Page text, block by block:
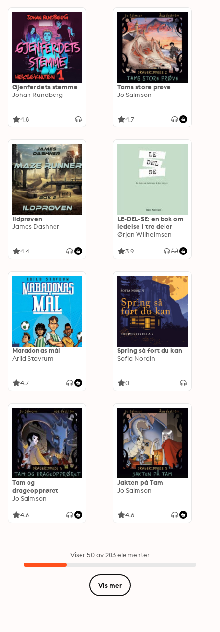
Gjenferdets stemme
Johan Rundberg
4.8
Tams store prøve
Jo Salmson
4.7
Ildprøven
James Dashner
4.4
LE-DEL-SE: en bok om
ledelse i tre deler
Ørjan Wilhelmsen
3.9
Maradonas mål
Arild Stavrum
4.7
Spring så fort du kan
Sofia Nordin
0
Tam og
drageopprøret
Jo Salmson
4.6
Jakten på Tam
Jo Salmson
4.6
Viser 50 av 203 elementer
Vis mer